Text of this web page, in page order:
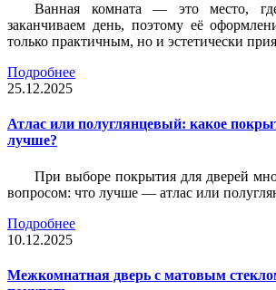
Ванная комната — это место,
заканчиваем день, поэтому её
только практичным, но и эстетически
Подробнее
25.12.2025
Атлас или полуглянцевый: какое
лучше?
При выборе покрытия для дверей
вопросом: что лучше — атлас или
Подробнее
10.12.2025
Межкомнатная дверь с матовым